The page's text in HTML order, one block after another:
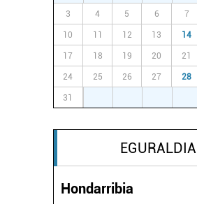
3 4 5 6 7
10 11 12 13 14
17 18 19 20 21
24 25 26 27 28
31
EGURALDIA
Hondarribia